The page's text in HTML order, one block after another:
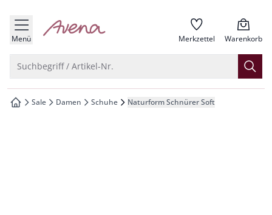
springen
springen
springen
springen
Menü zur Startseite Merkzettel Warenkorb
Suchbegriff / Artikel-Nr.
zur Startseite
Sale Damen Schuhe Naturform Schnürer Soft